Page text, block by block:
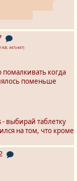
KB, 447x447)
когда
поменьше
выбирай таблетку
на том, что кроме